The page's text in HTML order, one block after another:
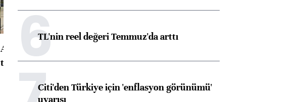
ABD'de konut başlangıçları
toparlandı
6TL'nin reel değeri Temmuz'da arttı
Citi'den Türkiye için 'enflasyon görünümü'
uyarısı